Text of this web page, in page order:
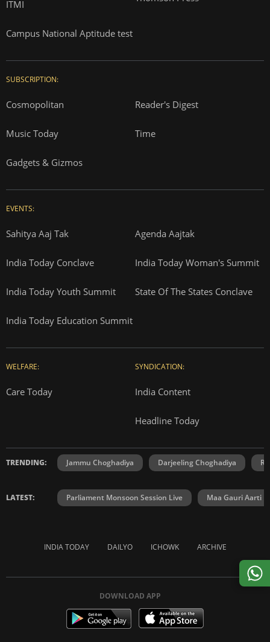
ITMI
Campus National Aptitude test
SUBSCRIPTION:
Cosmopolitan Reader's Digest
Music Today Time
Gadgets & Gizmos
EVENTS:
Sahitya Aaj Tak Agenda Aajtak
India Today Conclave India Today Woman's Summit
India Today Youth Summit State Of The States Conclave
India Today Education Summit
WELFARE:
Care Today
SYNDICATION:
India Content
Headline Today
TRENDING: Jammu Choghadiya Darjeeling Choghadiya
LATEST: Parliament Monsoon Session Live Maa Gauri Aarti
INDIA TODAY DAILYO ICHOWK ARCHIVE
DOWNLOAD APP